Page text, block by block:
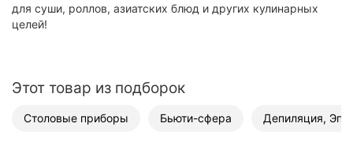
для суши, роллов, азиатских блюд и других кулинарных
целей!
Этот товар из подборок
Столовые приборы Бьюти-сфера Депиляция,